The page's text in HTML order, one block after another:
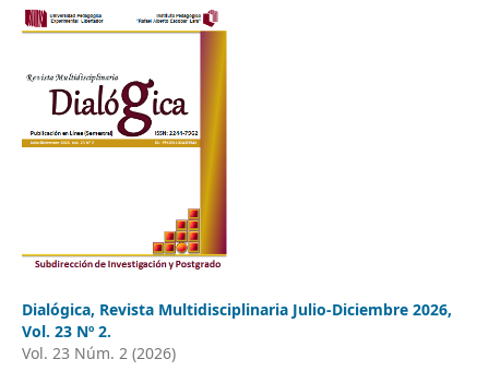
Dialógica, Revista Multidisciplinaria Julio-Diciembre 2026,
Vol. 23 Nº 2.
Vol. 23 Núm. 2 (2026)